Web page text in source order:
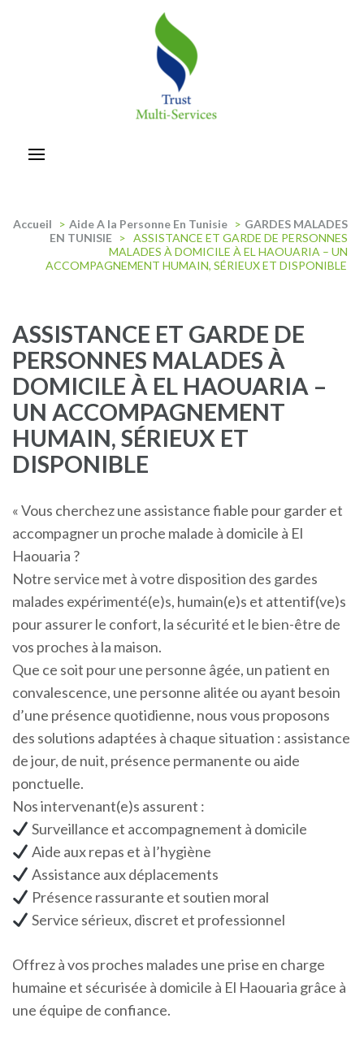
Accueil > Aide A la Personne En Tunisie > GARDES MALADES
EN TUNISIE > ASSISTANCE ET GARDE DE PERSONNES
MALADES À DOMICILE À EL HAOUARIA – UN
ACCOMPAGNEMENT HUMAIN, SÉRIEUX ET DISPONIBLE
ASSISTANCE ET GARDE DE
PERSONNES MALADES À
DOMICILE À EL HAOUARIA –
UN ACCOMPAGNEMENT
HUMAIN, SÉRIEUX ET
DISPONIBLE
« Vous cherchez une assistance fiable pour garder et
accompagner un proche malade à domicile à El
Haouaria ?
Notre service met à votre disposition des gardes
malades expérimenté(e)s, humain(e)s et attentif(ve)s
pour assurer le confort, la sécurité et le bien-être de
vos proches à la maison.
Que ce soit pour une personne âgée, un patient en
convalescence, une personne alitée ou ayant besoin
d’une présence quotidienne, nous vous proposons
des solutions adaptées à chaque situation : assistance
de jour, de nuit, présence permanente ou aide
ponctuelle.
Nos intervenant(e)s assurent :
Surveillance et accompagnement à domicile
Aide aux repas et à l’hygiène
Assistance aux déplacements
Présence rassurante et soutien moral
Service sérieux, discret et professionnel
Offrez à vos proches malades une prise en charge
humaine et sécurisée à domicile à El Haouaria grâce à
une équipe de confiance.